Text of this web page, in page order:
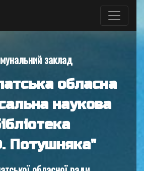
заклад
обласна
наукова
Потушняка"